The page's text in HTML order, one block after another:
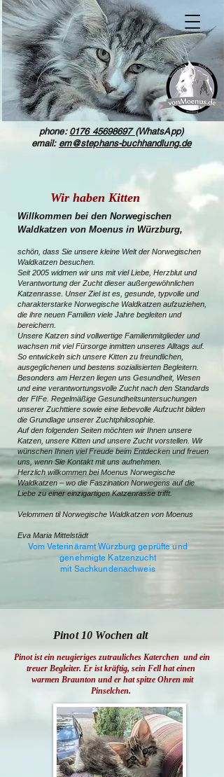
phone: 0176 45698697 (WhatsApp)
email: em@stephans-buchhandlung.de
Vom Veterinäramt Würzburg geprüfte und
genehmigte Katzenzucht
mit Sachkundenachweis
Willkommen bei den Norwegischen
Waldkatzen von Moenus in Würzburg,
schön, dass Sie unsere kleine Welt der Norwegischen
Waldkatzen besuchen.
Seit 2005 widmen wir uns mit viel Liebe, Herzblut und
Verantwortung der Zucht dieser außergewöhnlichen
Katzenrasse. Unser Ziel ist es, gesunde, typvolle und
charakterstarke Norwegische Waldkatzen aufzuziehen,
die ihre neuen Familien viele Jahre begleiten und
bereichern.
Unsere Katzen sind vollwertige Familienmitglieder und
wachsen mit viel Fürsorge inmitten unseres Alltags auf.
So entwickeln sich unsere Kitten zu freundlichen,
ausgeglichenen und bestens sozialisierten Begleitern.
Besonders am Herzen liegen uns Gesundheit, Wesen
und eine verantwortungsvolle Zucht nach den Standards
der FIFe. Regelmäßige Gesundheitsuntersuchungen
unserer Zuchttiere sowie eine liebevolle Aufzucht bilden
die Grundlage unserer Zuchtphilosophie.
Auf den folgenden Seiten möchten wir Ihnen unsere
Katzen, unsere Kitten und unsere Zucht vorstellen. Wir
wünschen Ihnen viel Freude beim Entdecken und freuen
uns, wenn Sie Kontakt mit uns aufnehmen.
Herzlich willkommen bei Moenus Norwegische
Waldkatzen – wo die Faszination Norwegens auf die
Liebe zu einer einzigartigen Katzenrasse trifft.
Velommen til Norwegische Waldkatzen von Moenus
Eva Maria Mittelstädt
Wir haben Kitten
Pinot 10 Wochen alt
Pinot ist ein neugieriges zutrauliches Katerchen und ein
treuer Begleiter. Er ist kräftig, sein Fell hat einen
warmen Braunton und er hat spitze Ohren mit
Pinselchen.